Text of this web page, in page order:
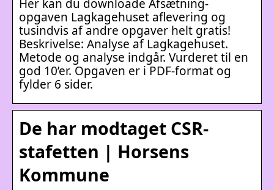
Her kan du downloade Afsætning-
opgaven Lagkagehuset aflevering og
tusindvis af andre opgaver helt gratis!
Beskrivelse: Analyse af Lagkagehuset.
Metode og analyse indgår. Vurderet til en
god 10’er. Opgaven er i PDF-format og
fylder 6 sider.
De har modtaget CSR-
stafetten | Horsens
Kommune